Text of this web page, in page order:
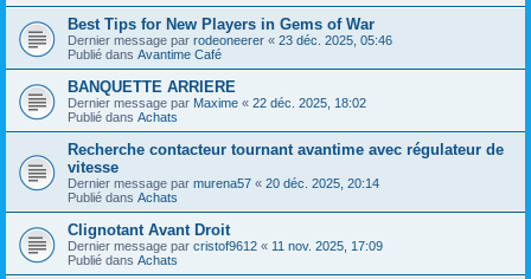
Best Tips for New Players in Gems of War
Dernier message par rodeoneerer « 23 déc. 2025, 05:46
Publié dans Avantime Café
BANQUETTE ARRIERE
Dernier message par Maxime « 22 déc. 2025, 18:02
Publié dans Achats
Recherche contacteur tournant avantime avec régulateur de
vitesse
Dernier message par murena57 « 20 déc. 2025, 20:14
Publié dans Achats
Clignotant Avant Droit
Dernier message par cristof9612 « 11 nov. 2025, 17:09
Publié dans Achats